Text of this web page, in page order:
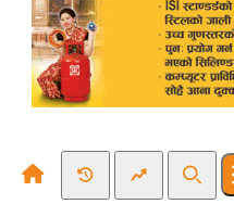
Recent NewsTrending